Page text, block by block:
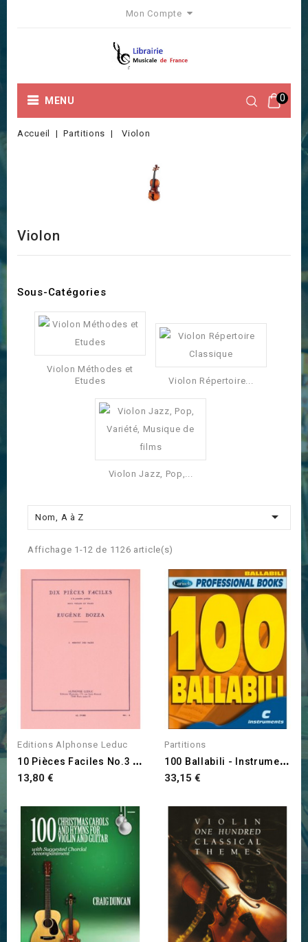
Mon Compte
0
MENU
Accueil Partitions Violon
Violon
Sous-Catégories
Violon Méthodes et
Etudes
Violon Répertoire...
Violon Jazz, Pop,...
Nom, A à Z 
Affichage 1-12 de 1126 article(s)
Editions Alphonse Leduc
1
0 Pièces Faciles No.3 -...
Prix
13,80 €
Partitions
1
00 Ballabili - Instruments...
Prix
33,15 €